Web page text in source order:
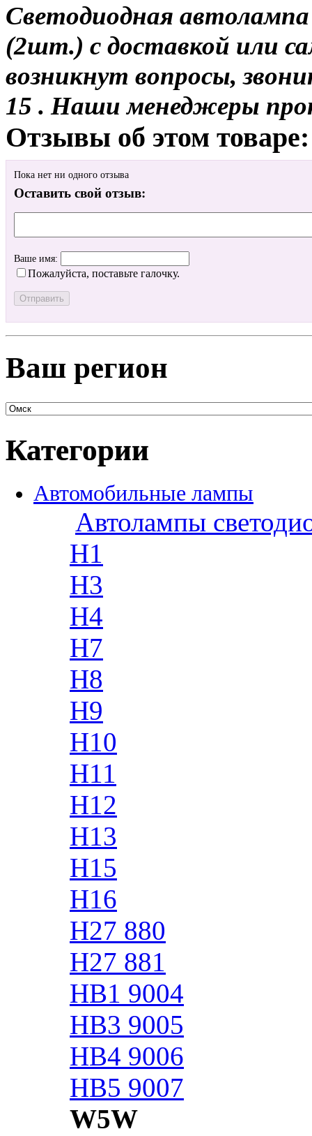
Светодиодная
(2шт.) с доставкой или
возникнут вопросы,
15 . Наши менеджеры
Отзывы об этом товаре:
Пока нет ни одного отзыва
Оставить свой отзыв:
Ваше имя:
Пожалуйста, поставьте галочку.
Ваш регион
Категории
Автомобильные лампы
Автолампы
H1
H3
H4
H7
H8
H9
H10
H11
H12
H13
H15
H16
H27 880
H27 881
HB1 9004
HB3 9005
HB4 9006
HB5 9007
W5W